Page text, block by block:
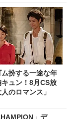
扮する一途な年
ュン！8月CS放
のロマンス」
」デ